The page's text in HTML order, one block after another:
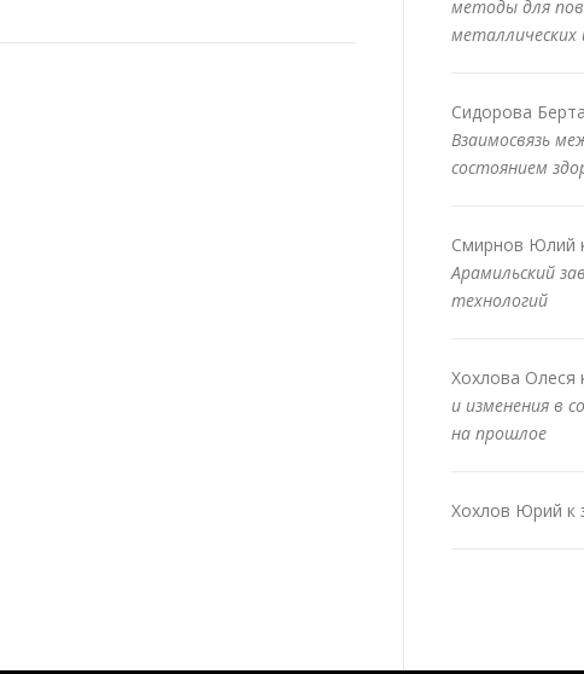
методы для
металлических
Сидорова Берта
Взаимосвязь
состоянием
Смирнов Юлий
Арамильский
технологий
Хохлова Олеся
и изменения в
на прошлое
Хохлов Юрий к